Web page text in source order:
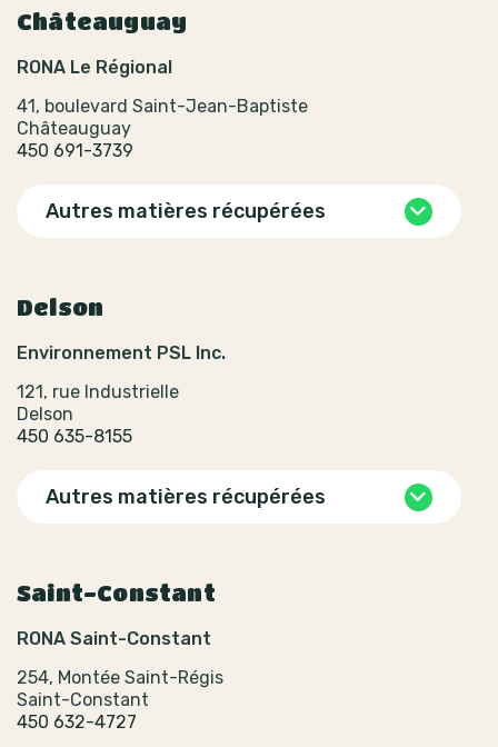
Châteauguay
RONA Le Régional
41, boulevard Saint-Jean-Baptiste
Châteauguay
450 691-3739
Autres matières récupérées
Delson
Environnement PSL Inc.
121, rue Industrielle
Delson
450 635-8155
Autres matières récupérées
Saint-Constant
RONA Saint-Constant
254, Montée Saint-Régis
Saint-Constant
450 632-4727